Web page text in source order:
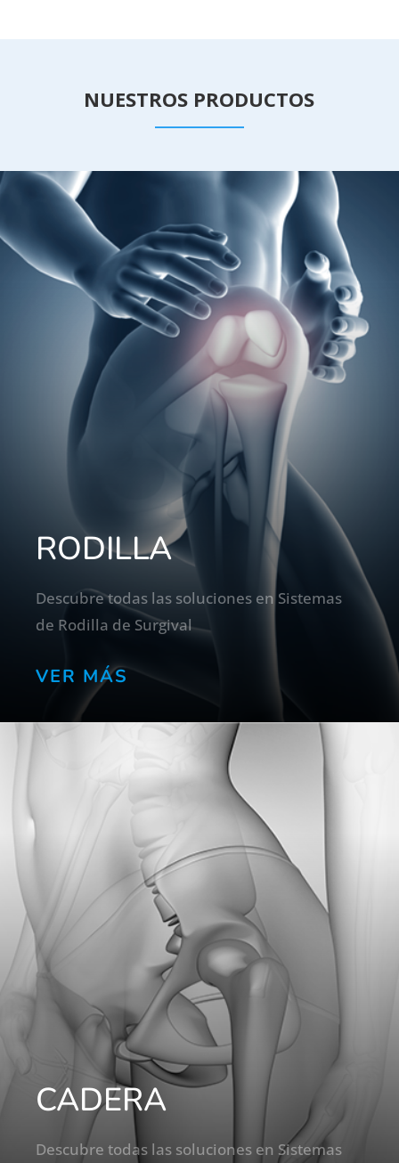
NUESTROS PRODUCTOS
RODILLA
Descubre todas las soluciones en Sistemas
de Rodilla de Surgival
VER MÁS
CADERA
Descubre todas las soluciones en Sistemas